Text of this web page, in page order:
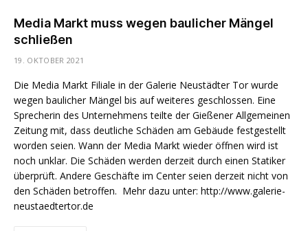
Media Markt muss wegen baulicher Mängel
schließen
19. OKTOBER 2021
Die Media Markt Filiale in der Galerie Neustädter Tor wurde
wegen baulicher Mängel bis auf weiteres geschlossen. Eine
Sprecherin des Unternehmens teilte der Gießener Allgemeinen
Zeitung mit, dass deutliche Schäden am Gebäude festgestellt
worden seien. Wann der Media Markt wieder öffnen wird ist
noch unklar. Die Schäden werden derzeit durch einen Statiker
überprüft. Andere Geschäfte im Center seien derzeit nicht von
den Schäden betroffen. Mehr dazu unter: http://www.galerie-
neustaedtertor.de